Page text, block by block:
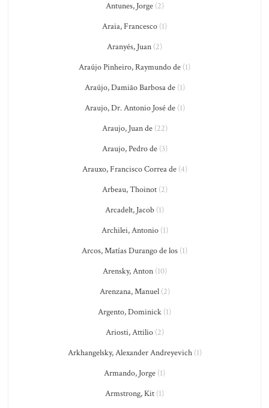
Antunes, Jorge(2)
Araia, Francesco (1)
Aranyés, Juan (2)
Araújo Pinheiro, Raymundo de (1)
Araújo, Damião Barbosa de(1)
Araujo, Dr. Antonio José de(1)
Araujo, Juan de(22)
Araujo, Pedro de(3)
Arauxo, Francisco Correa de(4)
Arbeau, Thoinot(2)
Arcadelt, Jacob (1)
Archilei, Antonio(1)
Arcos, Matías Durango de los (1)
Arensky, Anton(10)
Arenzana, Manuel(2)
Argento, Dominick (1)
Ariosti, Attilio(2)
Arkhangelsky, Alexander Andreyevich(1)
Armando, Jorge (1)
Armstrong, Kit (1)